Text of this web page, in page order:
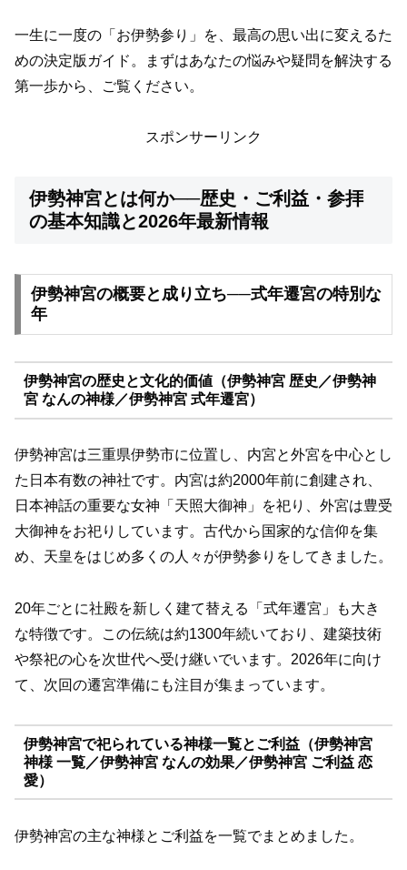
一生に一度の「お伊勢参り」を、最高の思い出に変えるた
めの決定版ガイド。まずはあなたの悩みや疑問を解決する
第一歩から、ご覧ください。
スポンサーリンク
伊勢神宮とは何か──歴史・ご利益・参拝
の基本知識と2026年最新情報
伊勢神宮の概要と成り立ち──式年遷宮の特別な
年
伊勢神宮の歴史と文化的価値（伊勢神宮 歴史／伊勢神
宮 なんの神様／伊勢神宮 式年遷宮）
伊勢神宮は三重県伊勢市に位置し、内宮と外宮を中心とし
た日本有数の神社です。内宮は約2000年前に創建され、
日本神話の重要な女神「天照大御神」を祀り、外宮は豊受
大御神をお祀りしています。古代から国家的な信仰を集
め、天皇をはじめ多くの人々が伊勢参りをしてきました。
20年ごとに社殿を新しく建て替える「式年遷宮」も大き
な特徴です。この伝統は約1300年続いており、建築技術
や祭祀の心を次世代へ受け継いでいます。2026年に向け
て、次回の遷宮準備にも注目が集まっています。
伊勢神宮で祀られている神様一覧とご利益（伊勢神宮
神様 一覧／伊勢神宮 なんの効果／伊勢神宮 ご利益 恋
愛）
伊勢神宮の主な神様とご利益を一覧でまとめました。